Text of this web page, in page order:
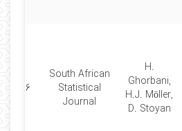
H.
Ghorbani,
H.J. Möller,
D. Stoyan
South African
Statistical
Journal
2006